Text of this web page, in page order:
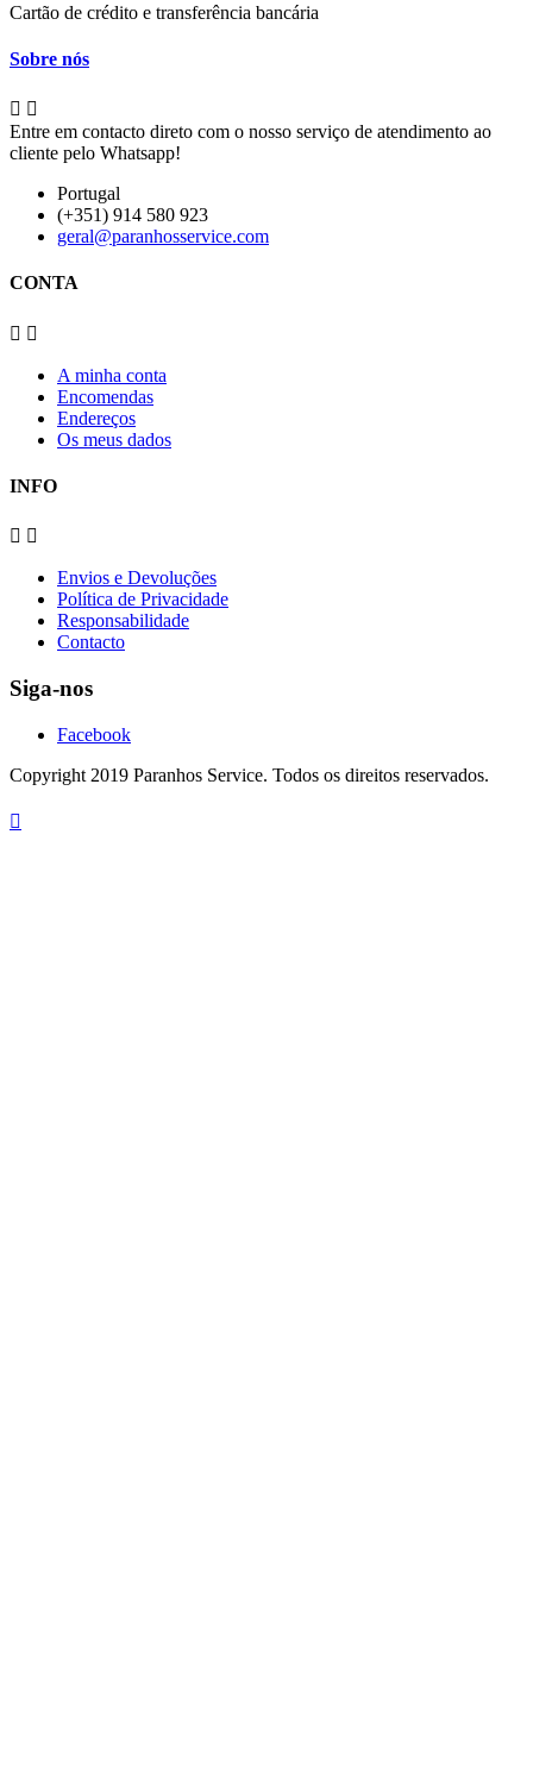
Cartão de crédito e transferência bancária
Sobre nós
 
Entre em contacto direto com o nosso serviço de atendimento ao
cliente pelo Whatsapp!
Portugal
(+351) 914 580 923
geral@paranhosservice.com
CONTA
 
A minha conta
Encomendas
Endereços
Os meus dados
INFO
 
Envios e Devoluções
Política de Privacidade
Responsabilidade
Contacto
Siga-nos
Facebook
Copyright 2019 Paranhos Service. Todos os direitos reservados.
